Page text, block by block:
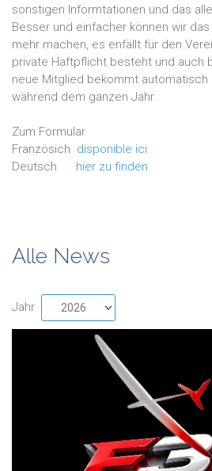
sonstigen Informtationen und das
Besser und einfacher können wir
mehr machen, es enfällt für den
private Haftpflicht besteht und auch
neue Mitglied bekommt automatisch
während dem ganzen Jahr.
Zum Formular
Französich disponible ici
Deutsch hier zu finden
Alle News
Jahr